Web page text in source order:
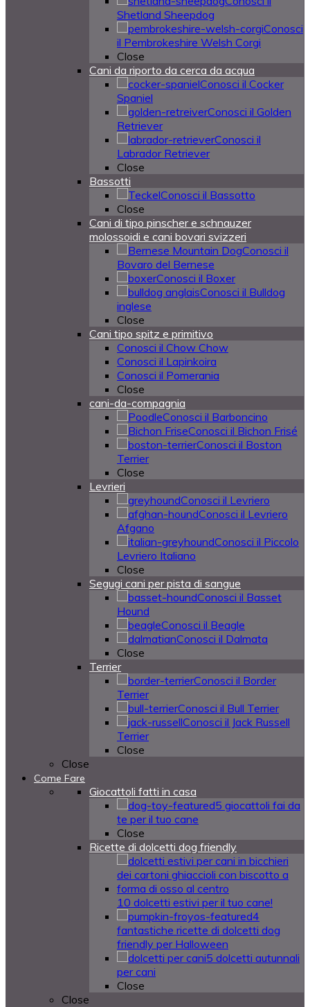
Shetland Sheepdog
Conosci
il Pembrokeshire Welsh Corgi
Close
Cani da riporto da cerca da acqua
Conosci il Cocker
Spaniel
Conosci il Golden
Retriever
Conosci il
Labrador Retriever
Close
Bassotti
Conosci il Bassotto
Close
Cani di tipo pinscher e schnauzer
molossoidi e cani bovari svizzeri
Conosci il
Bovaro del Bernese
Conosci il Boxer
Conosci il Bulldog
inglese
Close
Cani tipo spitz e primitivo
Conosci il Chow Chow
Conosci il Lapinkoira
Conosci il Pomerania
Close
cani-da-compagnia
Conosci il Barboncino
Conosci il Bichon Frisé
Conosci il Boston
Terrier
Close
Levrieri
Conosci il Levriero
Conosci il Levriero
Afgano
Conosci il Piccolo
Levriero Italiano
Close
Segugi cani per pista di sangue
Conosci il Basset
Hound
Conosci il Beagle
Conosci il Dalmata
Close
Terrier
Conosci il Border
Terrier
Conosci il Bull Terrier
Conosci il Jack Russell
Terrier
Close
Close
Come Fare
Giocattoli fatti in casa
5 giocattoli fai da
te per il tuo cane
Close
Ricette di dolcetti dog friendly
10 dolcetti estivi per il tuo cane!
4
fantastiche ricette di dolcetti dog
friendly per Halloween
5 dolcetti autunnali
per cani
Close
Close